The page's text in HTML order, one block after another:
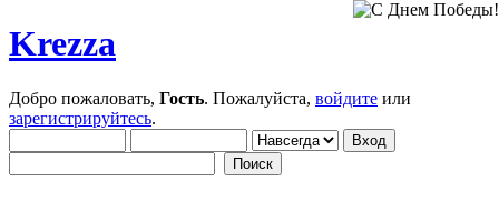
Krezza
Добро пожаловать, Гость. Пожалуйста, войдите или
зарегистрируйтесь.